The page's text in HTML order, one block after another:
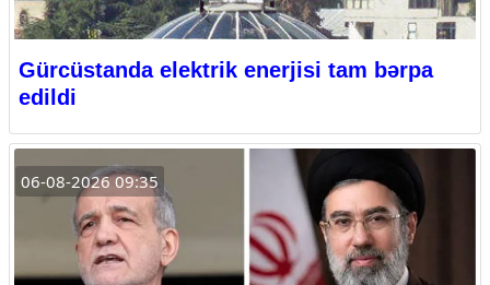
Gürcüstanda elektrik enerjisi tam bərpa
edildi
06-08-2026 09:35